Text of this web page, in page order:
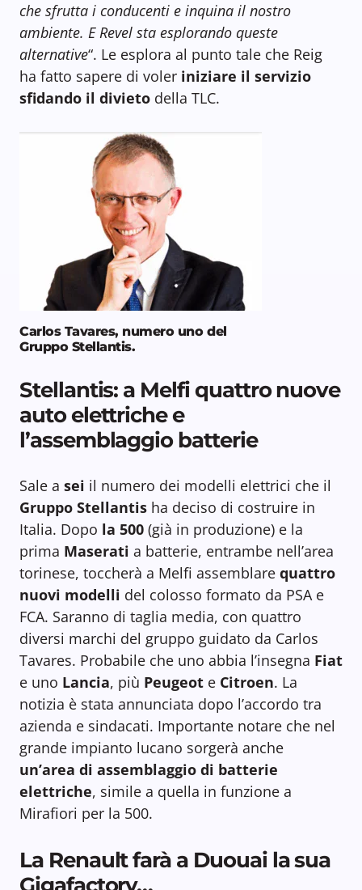
che sfrutta i conducenti e inquina il nostro
ambiente. E Revel sta esplorando queste
alternative“. Le esplora al punto tale che Reig
ha fatto sapere di voler iniziare il servizio
sfidando il divieto della TLC.
Carlos Tavares, numero uno del
Gruppo Stellantis.
Stellantis: a Melfi quattro nuove
auto elettriche e
l’assemblaggio batterie
Sale a sei il numero dei modelli elettrici che il
Gruppo Stellantis ha deciso di costruire in
Italia. Dopo la 500 (già in produzione) e la
prima Maserati a batterie, entrambe nell’area
torinese, toccherà a Melfi assemblare quattro
nuovi modelli del colosso formato da PSA e
FCA. Saranno di taglia media, con quattro
diversi marchi del gruppo guidato da Carlos
Tavares. Probabile che uno abbia l’insegna Fiat
e uno Lancia, più Peugeot e Citroen. La
notizia è stata annunciata dopo l’accordo tra
azienda e sindacati. Importante notare che nel
grande impianto lucano sorgerà anche
un’area di assemblaggio di batterie
elettriche, simile a quella in funzione a
Mirafiori per la 500.
La Renault farà a Duouai la sua